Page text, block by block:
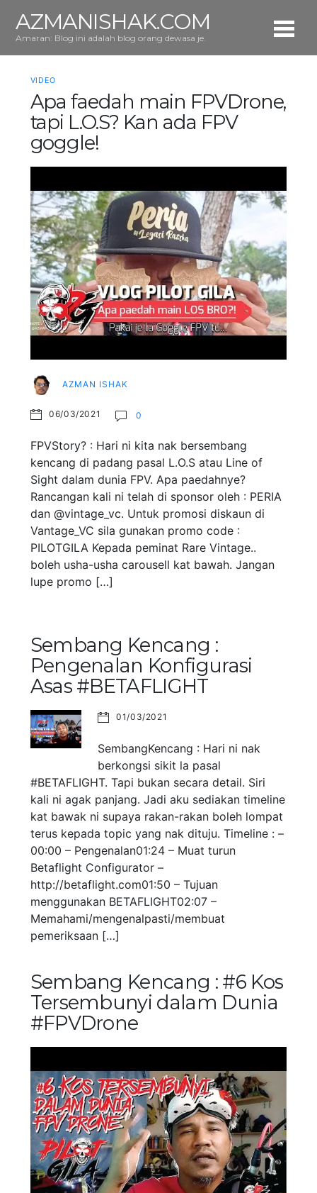
AZMANISHAK.COM
Amaran: Blog ini adalah blog orang dewasa je.
VIDEO
Apa faedah main FPVDrone,
tapi L.O.S? Kan ada FPV
goggle!
AZMAN ISHAK
06/03/2021 0
FPVStory? : Hari ni kita nak bersembang
kencang di padang pasal L.O.S atau Line of
Sight dalam dunia FPV. Apa paedahnye?
Rancangan kali ni telah di sponsor oleh : PERIA
dan @vintage_vc. Untuk promosi diskaun di
Vantage_VC sila gunakan promo code :
PILOTGILA Kepada peminat Rare Vintage..
boleh usha-usha carousell kat bawah. Jangan
lupe promo […]
Sembang Kencang :
Pengenalan Konfigurasi
Asas #BETAFLIGHT
01/03/2021
SembangKencang : Hari ni nak
berkongsi sikit la pasal
#BETAFLIGHT. Tapi bukan secara detail. Siri
kali ni agak panjang. Jadi aku sediakan timeline
kat bawak ni supaya rakan-rakan boleh lompat
terus kepada topic yang nak dituju. Timeline : –
00:00 – Pengenalan01:24 – Muat turun
Betaflight Configurator –
http://betaflight.com01:50 – Tujuan
menggunakan BETAFLIGHT02:07 –
Memahami/mengenalpasti/membuat
pemeriksaan […]
Sembang Kencang : #6 Kos
Tersembunyi dalam Dunia
#FPVDrone